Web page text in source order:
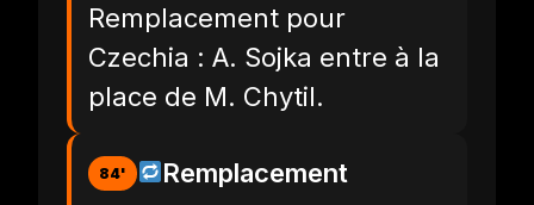
Remplacement pour
Czechia : A. Sojka entre à la
place de M. Chytil.
84'
Remplacement